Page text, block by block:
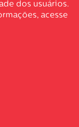
dos usuários.
acesse